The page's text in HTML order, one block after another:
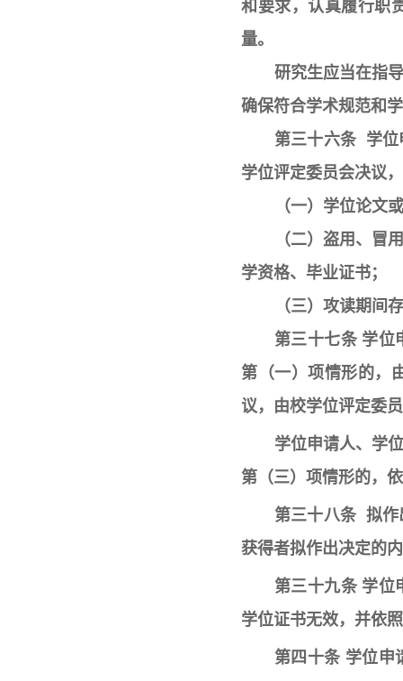
和要求，认真履行职
量。
研究生应当在指
确保符合学术规范和
第三十六条 学位
学位评定委员会决议
（一）学位论文
（二）盗用、冒
学资格、毕业证书；
（三）攻读期间
第三十七条 学位
第（一）项情形的，
议，由校学位评定委
学位申请人、学
第（三）项情形的，
第三十八条 拟作
获得者拟作出决定的
第三十九条 学位
学位证书无效，并依
第四十条 学位申